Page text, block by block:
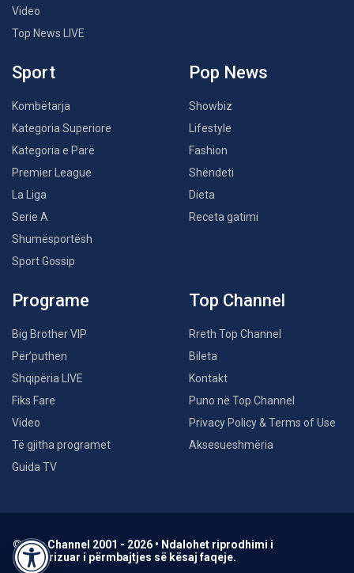
Video
Top News LIVE
Sport
Kombëtarja
Kategoria Superiore
Kategoria e Parë
Premier League
La Liga
Serie A
Shumësportësh
Sport Gossip
Pop News
Showbiz
Lifestyle
Fashion
Shëndeti
Dieta
Receta gatimi
Programe
Big Brother VIP
Për’puthen
Shqipëria LIVE
Fiks Fare
Video
Të gjitha programet
Guida TV
Top Channel
Rreth Top Channel
Bileta
Kontakt
Puno në Top Channel
Privacy Policy & Terms of Use
Aksesueshmëria
© Top Channel 2001 - 2026 • Ndalohet riprodhimi i
paautorizuar i përmbajtjes së kësaj faqeje.